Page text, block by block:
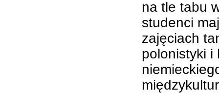
na tle tabu
studenci
zajęciach
polonistyki i